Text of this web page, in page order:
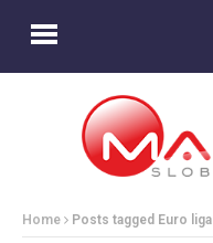
Home Posts tagged Euro liga